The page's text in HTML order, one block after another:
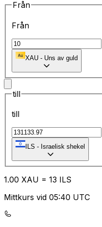
Från
Från
XAU - Uns av guld
till
till
ILS - Israelisk shekel
1.00 XAU = 13 ILS
Mittkurs vid 05:40 UTC